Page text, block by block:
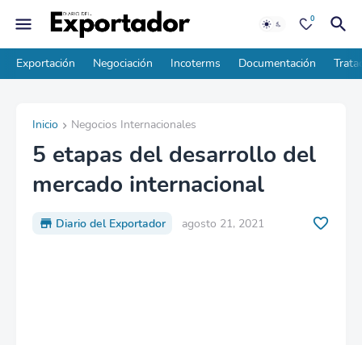
0
Exportación Negociación Incoterms Documentación
Inicio Negocios Internacionales
5 etapas del desarrollo del
mercado internacional
Diario del Exportador agosto 21, 2021